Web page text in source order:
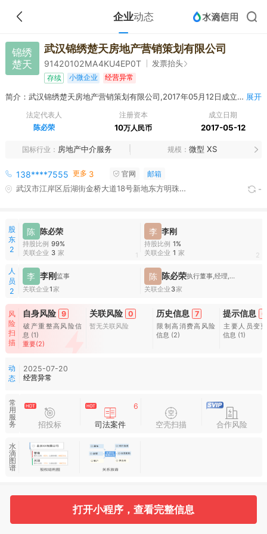
企业动态
锦绣
楚天
武汉锦绣楚天房地产营销策划有限公司
91420102MA4KU4EP0T 发票抬头
存续 小微企业 经营异常
简介：武汉锦绣楚天房地产营销策划有限公司,2017年05月12日成立，经营范围包括房地产营销策划；房地产信息咨询；房地产经纪服务；房地产开发；对工业、房地产业、建筑业的投资；商品房销售；房屋租赁；建筑材料、装饰材料（不含化学危险品）的销售；室内外装饰设计；园林绿化工程的施工。（依法须经审批的项目，经相关部门审批后方可开展经营活动） 展开
法定代表人
陈必荣
注册资本
10万人民币
成立日期
2017-05-12
国标行业 房地产中介服务 规模 微型 XS
138****7555 更多 3 官网 邮箱
武汉市江岸区后湖街金桥大道18号新地东方明珠15栋1层5室 -
股
东
2
陈 陈必荣
持股比例 99%
关联企业 3 家 1
李 李刚
持股比例 1%
关联企业 1 家 2
人
员
2
李 李刚 监事
关联企业1家
陈 陈必荣
执行董事,经理,财务负责人
关联企业 3家
风
险
扫
描
自身风险 9
破产重整高风险信
息 (1)
重要(2)
关联风险 0
暂无关联风险
历史信息 7
限制高消费高风险
信息 (2)
提示信息 6
主要人员变
信息 (1)
动
态
2025-07-20
经营异常
常
用
服
务
招投标
6
司法案件 空壳扫描 合作风险
水
滴
图
谱
打开小程序，查看完整信息